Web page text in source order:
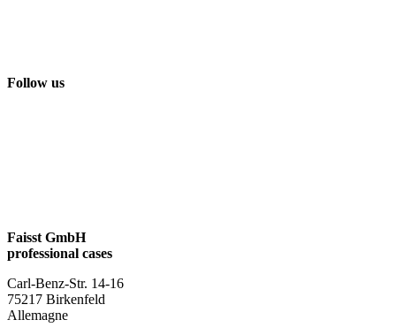
Follow us
Faisst GmbH
professional cases
Carl-Benz-Str. 14-16
75217 Birkenfeld
Allemagne